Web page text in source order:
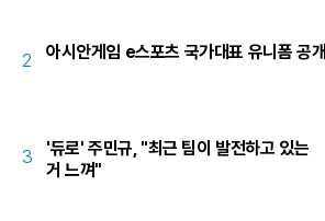
2 아시안게임 e스포츠 국가대표 유니폼 공개
3
'듀로' 주민규, "최근 팀이 발전하고 있는
거 느껴"